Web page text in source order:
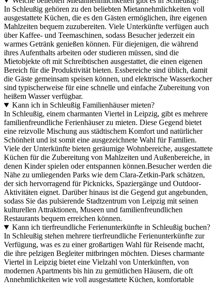
In Schleußig gehören zu den beliebten Mietannehmlichkeiten voll
ausgestattete Küchen, die es den Gästen ermöglichen, ihre eigenen
Mahlzeiten bequem zuzubereiten. Viele Unterkünfte verfügen auch
über Kaffee- und Teemaschinen, sodass Besucher jederzeit ein
warmes Getränk genießen können. Für diejenigen, die während
ihres Aufenthalts arbeiten oder studieren müssen, sind die
Mietobjekte oft mit Schreibtischen ausgestattet, die einen eigenen
Bereich für die Produktivität bieten. Essbereiche sind üblich, damit
die Gäste gemeinsam speisen können, und elektrische Wasserkocher
sind typischerweise für eine schnelle und einfache Zubereitung von
heißem Wasser verfügbar.
Kann ich in Schleußig Familienhäuser mieten?
In Schleußig, einem charmanten Viertel in Leipzig, gibt es mehrere
familienfreundliche Ferienhäuser zu mieten. Diese Gegend bietet
eine reizvolle Mischung aus städtischem Komfort und natürlicher
Schönheit und ist somit eine ausgezeichnete Wahl für Familien.
Viele der Unterkünfte bieten geräumige Wohnbereiche, ausgestattete
Küchen für die Zubereitung von Mahlzeiten und Außenbereiche, in
denen Kinder spielen oder entspannen können.Besucher werden die
Nähe zu umliegenden Parks wie dem Clara-Zetkin-Park schätzen,
der sich hervorragend für Picknicks, Spaziergänge und Outdoor-
Aktivitäten eignet. Darüber hinaus ist die Gegend gut angebunden,
sodass Sie das pulsierende Stadtzentrum von Leipzig mit seinen
kulturellen Attraktionen, Museen und familienfreundlichen
Restaurants bequem erreichen können.
Kann ich tierfreundliche Ferienunterkünfte in Schleußig buchen?
In Schleußig stehen mehrere tierfreundliche Ferienunterkünfte zur
Verfügung, was es zu einer großartigen Wahl für Reisende macht,
die ihre pelzigen Begleiter mitbringen möchten. Dieses charmante
Viertel in Leipzig bietet eine Vielzahl von Unterkünften, von
modernen Apartments bis hin zu gemütlichen Häusern, die oft
Annehmlichkeiten wie voll ausgestattete Küchen, komfortable